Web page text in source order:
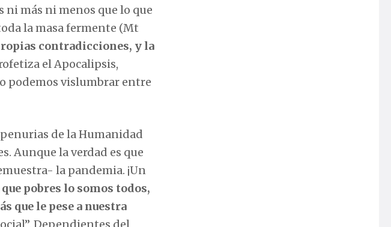
ni más ni menos que lo que
la masa fermente (Mt
contradicciones, y la
el Apocalipsis,
podemos vislumbrar entre
de la Humanidad
Aunque la verdad es que
la pandemia. ¡Un
pobres lo somos todos,
que le pese a nuestra